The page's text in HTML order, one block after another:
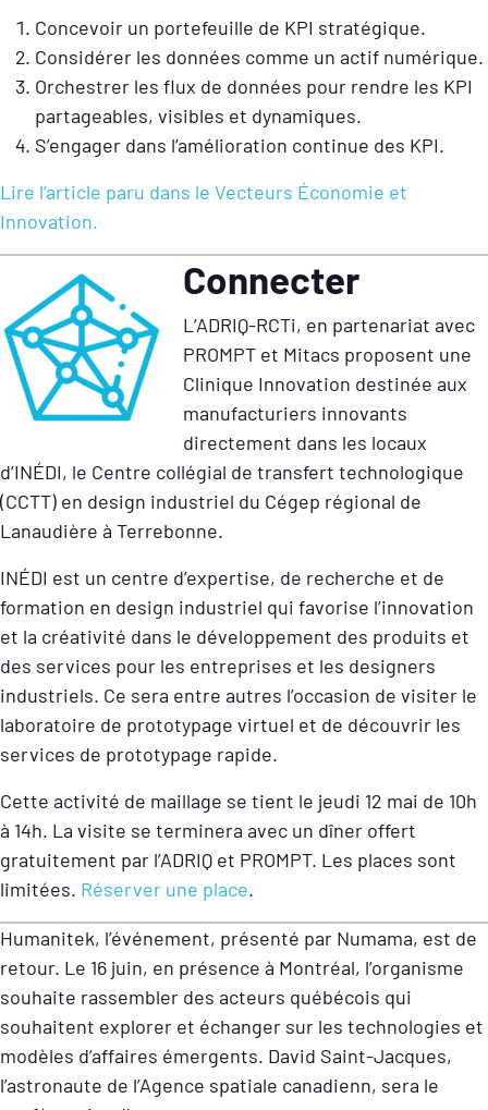
Concevoir un portefeuille de KPI stratégique.
Considérer les données comme un actif numérique.
Orchestrer les flux de données pour rendre les KPI
partageables, visibles et dynamiques.
S’engager dans l’amélioration continue des KPI.
Lire l’article paru dans le Vecteurs Économie et
Innovation.
Connecter
L’ADRIQ-RCTi, en partenariat avec
PROMPT et Mitacs proposent une
Clinique Innovation destinée aux
manufacturiers innovants
directement dans les locaux
d’INÉDI, le Centre collégial de transfert technologique
(CCTT) en design industriel du Cégep régional de
Lanaudière à Terrebonne.
INÉDI est un centre d’expertise, de recherche et de
formation en design industriel qui favorise l’innovation
et la créativité dans le développement des produits et
des services pour les entreprises et les designers
industriels. Ce sera entre autres l’occasion de visiter le
laboratoire de prototypage virtuel et de découvrir les
services de prototypage rapide.
Cette activité de maillage se tient le jeudi 12 mai de 10h
à 14h. La visite se terminera avec un dîner offert
gratuitement par l’ADRIQ et PROMPT. Les places sont
limitées. Réserver une place.
Humanitek, l’événement, présenté par Numama, est de
retour. Le 16 juin, en présence à Montréal, l’organisme
souhaite rassembler des acteurs québécois qui
souhaitent explorer et échanger sur les technologies et
modèles d’affaires émergents. David Saint-Jacques,
l’astronaute de l’Agence spatiale canadienn, sera le